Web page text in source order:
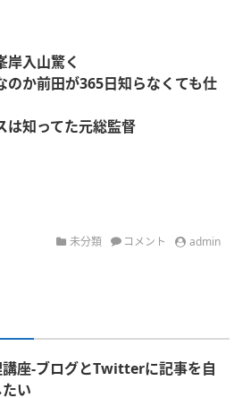
岸入山驚く
のか前田が365日知らなくても仕
は知ってた元総監督
未分類 コメント admin
座-ブログとTwitterに記事を自
い